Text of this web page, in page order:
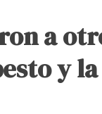
a
y